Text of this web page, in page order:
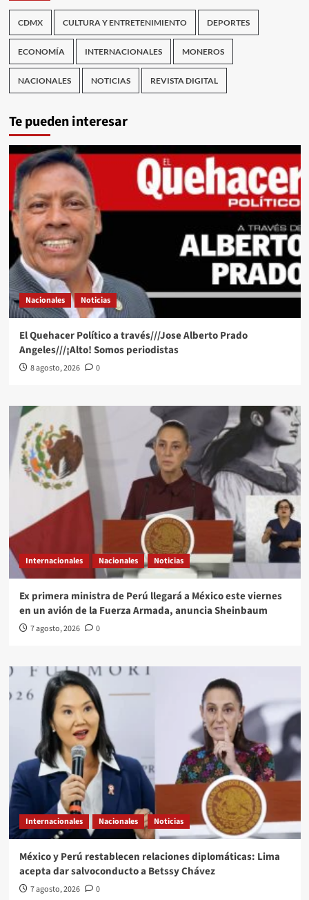
CDMX CULTURA Y ENTRETENIMIENTO DEPORTES
ECONOMÍA INTERNACIONALES MONEROS
NACIONALES NOTICIAS REVISTA DIGITAL
Te pueden interesar
Nacionales Noticias
El Quehacer Político a través///Jose Alberto Prado
Angeles///¡Alto! Somos periodistas
8 agosto, 2026 0
Internacionales Nacionales Noticias
Ex primera ministra de Perú llegará a México este viernes
en un avión de la Fuerza Armada, anuncia Sheinbaum
7 agosto, 2026 0
Internacionales Nacionales Noticias
México y Perú restablecen relaciones diplomáticas: Lima
acepta dar salvoconducto a Betssy Chávez
7 agosto, 2026 0